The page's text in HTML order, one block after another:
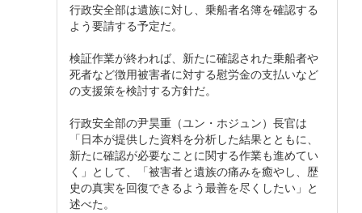
行政安全部は遺族に対し、乗船者名簿を確認する
よう要請する予定だ。
検証作業が終われば、新たに確認された乗船者や
死者など徴用被害者に対する慰労金の支払いなど
の支援策を検討する方針だ。
行政安全部の尹昊重（ユン・ホジュン）長官は
「日本が提供した資料を分析した結果とともに、
新たに確認が必要なことに関する作業も進めてい
く」として、「被害者と遺族の痛みを癒やし、歴
史の真実を回復できるよう最善を尽くしたい」と
述べた。